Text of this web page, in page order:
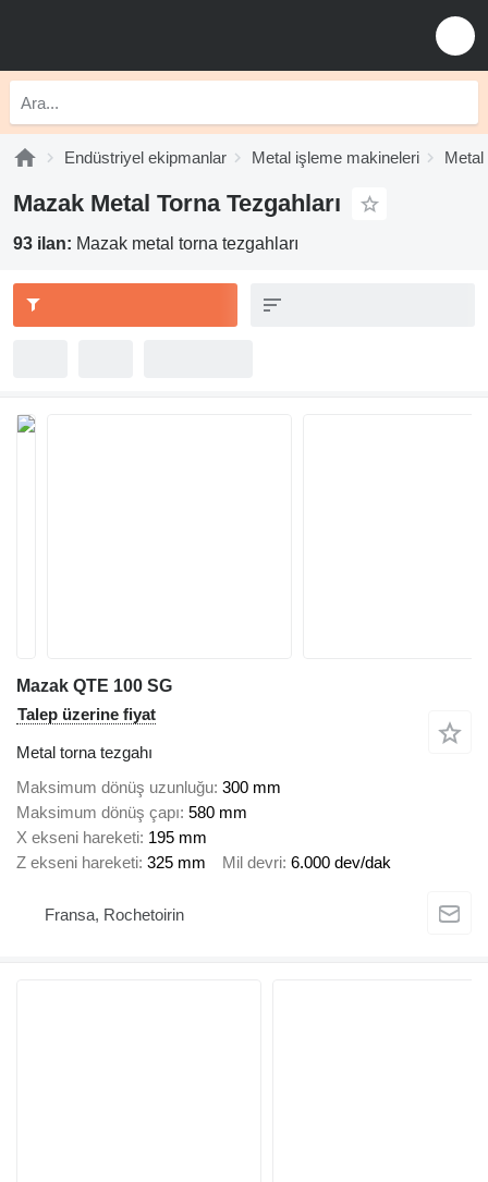
Endüstriyel ekipmanlar Metal işleme makineleri Metal
Mazak Metal Torna Tezgahları
93 ilan: Mazak metal torna tezgahları
Mazak QTE 100 SG
Talep üzerine fiyat
Metal torna tezgahı
Maksimum dönüş uzunluğu 300 mm
Maksimum dönüş çapı 580 mm
X ekseni hareketi 195 mm
Z ekseni hareketi 325 mm Mil devri 6.000 dev/dak
Fransa, Rochetoirin